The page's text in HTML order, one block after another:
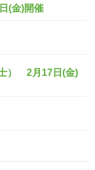
(金)開催
） 2月17日(金)